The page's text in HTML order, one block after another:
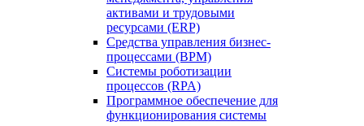
активами и трудовыми
ресурсами (ERP)
Средства управления бизнес-
процессами (BPM)
Системы роботизации
процессов (RPA)
Программное обеспечение для
функционирования системы